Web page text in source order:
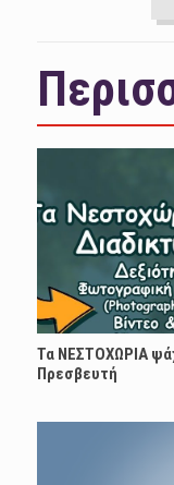
Τα ΝΕΣΤΟΧΩΡΙΑ
Πρεσβευτή